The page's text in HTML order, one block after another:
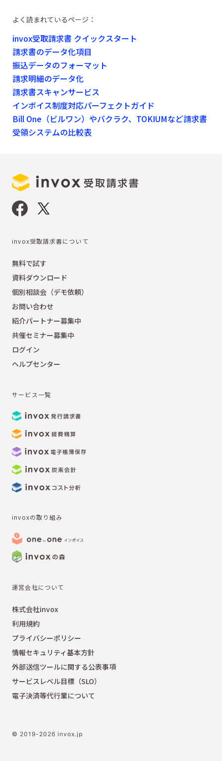
よく読まれているページ：
invox受取請求書 クイックスタート
請求書のデータ化項目
振込データのフォーマット
請求明細のデータ化
請求書スキャンサービス
インボイス制度対応パーフェクトガイド
Bill One（ビルワン）やバクラク、TOKIUMなど請求書
受領システムの比較表
invox受取請求書について
無料で試す
資料ダウンロード
個別相談会（デモ依頼）
お問い合わせ
紹介パートナー募集中
共催セミナー募集中
ログイン
ヘルプセンター
サービス一覧
invoxの取り組み
運営会社について
株式会社invox
利用規約
プライバシーポリシー
情報セキュリティ基本方針
外部送信ツールに関する公表事項
サービスレベル目標（SLO）
電子決済等代行業について
© 2019-2026 invox.jp